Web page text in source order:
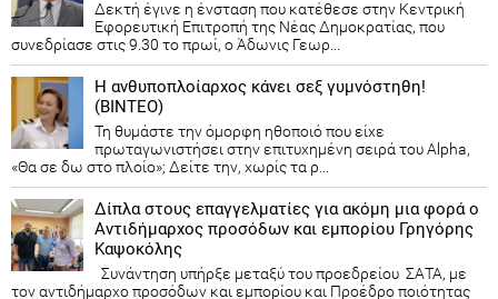
Δεκτή έγινε η ένσταση που κατέθεσε στην Κεντρική
Εφορευτική Επιτροπή της Νέας Δημοκρατίας, που
συνεδρίασε στις 9.30 το πρωί, ο Άδωνις Γεωρ...
Η ανθυποπλοίαρχος κάνει σεξ γυμνόστηθη!
(ΒΙΝΤΕΟ)
Τη θυμάστε την όμορφη ηθοποιό που είχε
πρωταγωνιστήσει στην επιτυχημένη σειρά του Alpha,
«Θα σε δω στο πλοίο»; Δείτε την, χωρίς τα ρ...
Δίπλα στους επαγγελματίες για ακόμη μια φορά ο
Αντιδήμαρχος προσόδων και εμπορίου Γρηγόρης
Καψοκόλης
Συνάντηση υπήρξε μεταξύ του προεδρείου ΣΑΤΑ, με
τον αντιδήμαρχο προσόδων και εμπορίου και Προέδρο ποιότητας